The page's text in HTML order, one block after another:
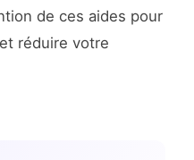
de ces aides pour
réduire votre